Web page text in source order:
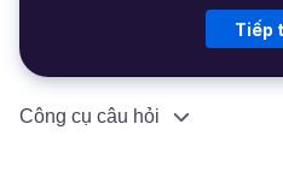
Tiếp
Công cụ câu hỏi